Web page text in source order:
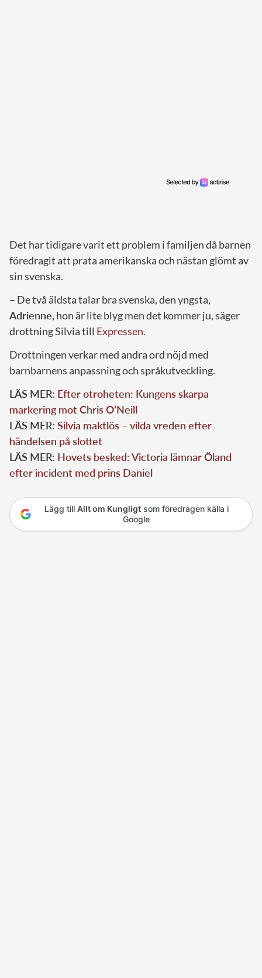
Det har tidigare varit ett problem i familjen då barnen
föredragit att prata amerikanska och nästan glömt av
sin svenska.
– De två äldsta talar bra svenska, den yngsta,
Adrienne, hon är lite blyg men det kommer ju, säger
drottning Silvia till Expressen.
Drottningen verkar med andra ord nöjd med
barnbarnens anpassning och språkutveckling.
LÄS MER: Efter otroheten: Kungens skarpa
markering mot Chris O’Neill
LÄS MER: Silvia maktlös – vilda vreden efter
händelsen på slottet
LÄS MER: Hovets besked: Victoria lämnar Öland
efter incident med prins Daniel
Lägg till Allt om Kungligtsom föredragen källa i
Google